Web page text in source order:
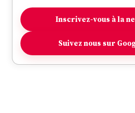
Inscrivez-vous à la
Suivez nous sur